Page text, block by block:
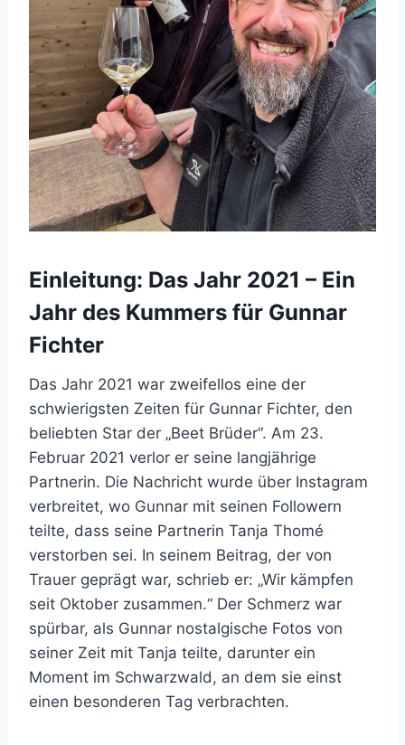
Einleitung: Das Jahr 2021 – Ein
Jahr des Kummers für Gunnar
Fichter
Das Jahr 2021 war zweifellos eine der
schwierigsten Zeiten für Gunnar Fichter, den
beliebten Star der „Beet Brüder“. Am 23.
Februar 2021 verlor er seine langjährige
Partnerin. Die Nachricht wurde über Instagram
verbreitet, wo Gunnar mit seinen Followern
teilte, dass seine Partnerin Tanja Thomé
verstorben sei. In seinem Beitrag, der von
Trauer geprägt war, schrieb er: „Wir kämpfen
seit Oktober zusammen.“ Der Schmerz war
spürbar, als Gunnar nostalgische Fotos von
seiner Zeit mit Tanja teilte, darunter ein
Moment im Schwarzwald, an dem sie einst
einen besonderen Tag verbrachten.